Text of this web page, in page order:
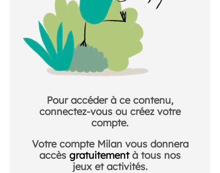
Pour accéder à ce contenu,
connectez-vous ou créez votre
compte.
Votre compte Milan vous donnera
accès gratuitementà tous nos
jeux et activités.